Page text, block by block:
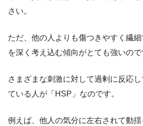
さい。
ただ、他の人よりも傷つきやすく繊
を深く考え込む傾向がとても強いので
さまざまな刺激に対して過剰に反応
ている人が「HSP」なのです。
例えば、他人の気分に左右されて動